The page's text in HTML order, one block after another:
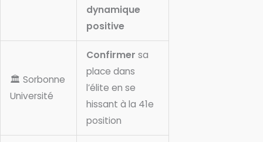
dynamique
positive
🏛️ Sorbonne
Université
Confirmer sa
place dans
l’élite en se
hissant à la 41e
position